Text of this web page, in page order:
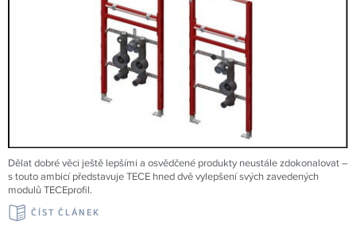
Dělat dobré věci ještě lepšími a osvědčené produkty neustále zdokonalovat –
s touto ambicí představuje TECE hned dvě vylepšení svých zavedených
modulů TECEprofil.
ČÍST ČLÁNEK